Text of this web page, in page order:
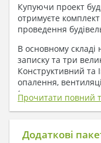
Купуючи проект
отримуєте
проведення
В основному
записку та три
Конструктивний та
опалення,
( купується за
1. До складу
входять:
Прочитати повний
Додаткові